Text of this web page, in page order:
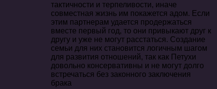
тактичности и терпеливости, иначе
совместная жизнь им покажется адом. Если
этим партнерам удается продержаться
вместе первый год, то они привыкают друг к
другу и уже не могут расстаться. Создание
семьи для них становится логичным шагом
для развития отношений, так как Петухи
довольно консервативны и не могут долго
встречаться без законного заключения
брака